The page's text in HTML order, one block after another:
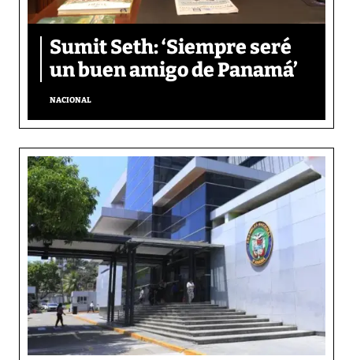
Sumit Seth: ‘Siempre seré
un buen amigo de Panamá’
NACIONAL